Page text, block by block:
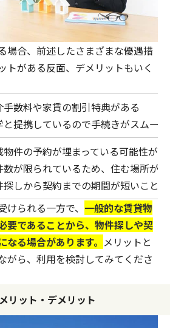
場合、前述したさまざまな優遇措
トがある反面、デメリットもいく
手数料や家賃の割引特典がある
と提携しているので手続きがスムーズ
物件の予約が埋まっている可能性が
数が限られているため、住む場所が
探しから契約までの期間が短いこと
られる一方で、 一般的な賃貸物
要であることから、物件探しや契
る場合があります。 メリットと
がら、利用を検討してみてくださ
リット・デメリット